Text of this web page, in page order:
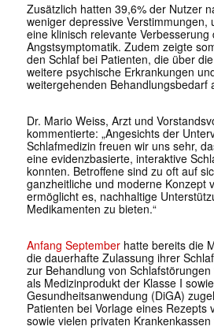
Zusätzlich hatten 39,6% der Nutzer
weniger depressive Verstimmungen,
eine klinisch relevante Verbesserung
Angstsymptomatik. Zudem zeigte
den Schlaf bei Patienten, die über
weitere psychische Erkrankungen
weitergehenden Behandlungsbedarf
Dr. Mario Weiss, Arzt und
kommentierte: „Angesichts der
Schlafmedizin freuen wir uns sehr,
eine evidenzbasierte, interaktive
konnten. Betroffene sind zu oft auf
ganzheitliche und moderne Konzept
ermöglicht es, nachhaltige
Medikamenten zu bieten.“
Anfang Septemberhatte bereits die
die dauerhafte Zulassung ihrer
zur Behandlung von
als Medizinprodukt der Klasse I
Gesundheitsanwendung (DiGA)
Patienten bei Vorlage eines Rezepts
sowie vielen privaten